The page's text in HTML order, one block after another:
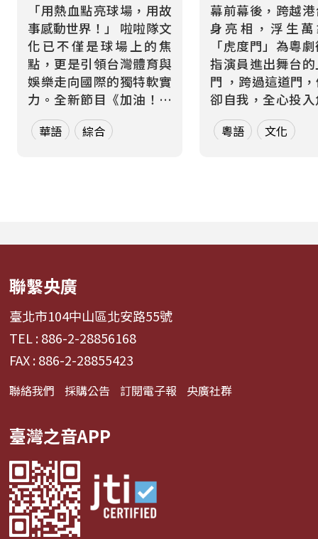
「用熱血點亮球場，用故
事感動世界！」 啦啦隊文
化已不僅是球場上的焦
點，更是引領台灣體育與
娛樂走向國際的獨特軟實
力。全新節目《加油！熱
血應援站》，由香港藝人
張啟樂與影視運動產業專
啦啦隊...
華語 綜合
幕前幕後，跨越
身亮相，浮生
「虎度門」為粵
指演員進出舞台
門 ，跨過這道門
卻自我，全心投
而在現實生活中
也都在跨越那道
粵語 文化
聯繫央廣
臺北市104中山區北安路55號
TEL : 886-2-28856168
FAX : 886-2-28855423
聯絡我們 採購公告 訂閱電子報 央廣社群
臺灣之音APP